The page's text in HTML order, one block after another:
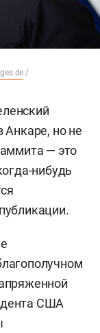
/
Анкаре, но не
— это
нибудь
США